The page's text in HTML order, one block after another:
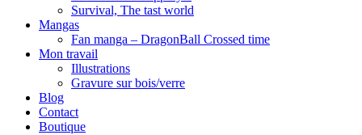
Survival, The tast world
Mangas
Fan manga – DragonBall Crossed time
Mon travail
Illustrations
Gravure sur bois/verre
Blog
Contact
Boutique